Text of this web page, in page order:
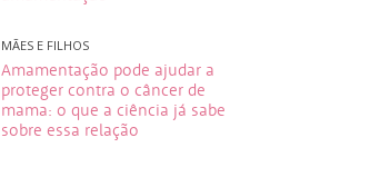
MÃES E FILHOS
Amamentação pode ajudar a
proteger contra o câncer de
mama: o que a ciência já sabe
sobre essa relação